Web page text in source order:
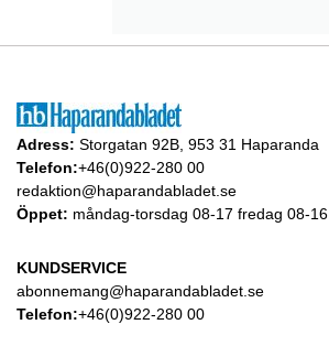
Adress: Storgatan 92B, 953 31 Haparanda
Telefon:+46(0)922-280 00
redaktion@haparandabladet.se
Öppet: måndag-torsdag 08-17 fredag 08-16
KUNDSERVICE
abonnemang@haparandabladet.se
Telefon:+46(0)922-280 00